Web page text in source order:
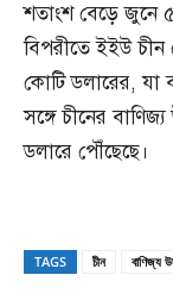
শতাংশ বেড়ে জুনে
বিপরীতে ইইউ
কোটি ডলারের, যা
সঙ্গে চীনের
ডলারে পৌঁছেছে।
TAGS চীন বাণিজ্য